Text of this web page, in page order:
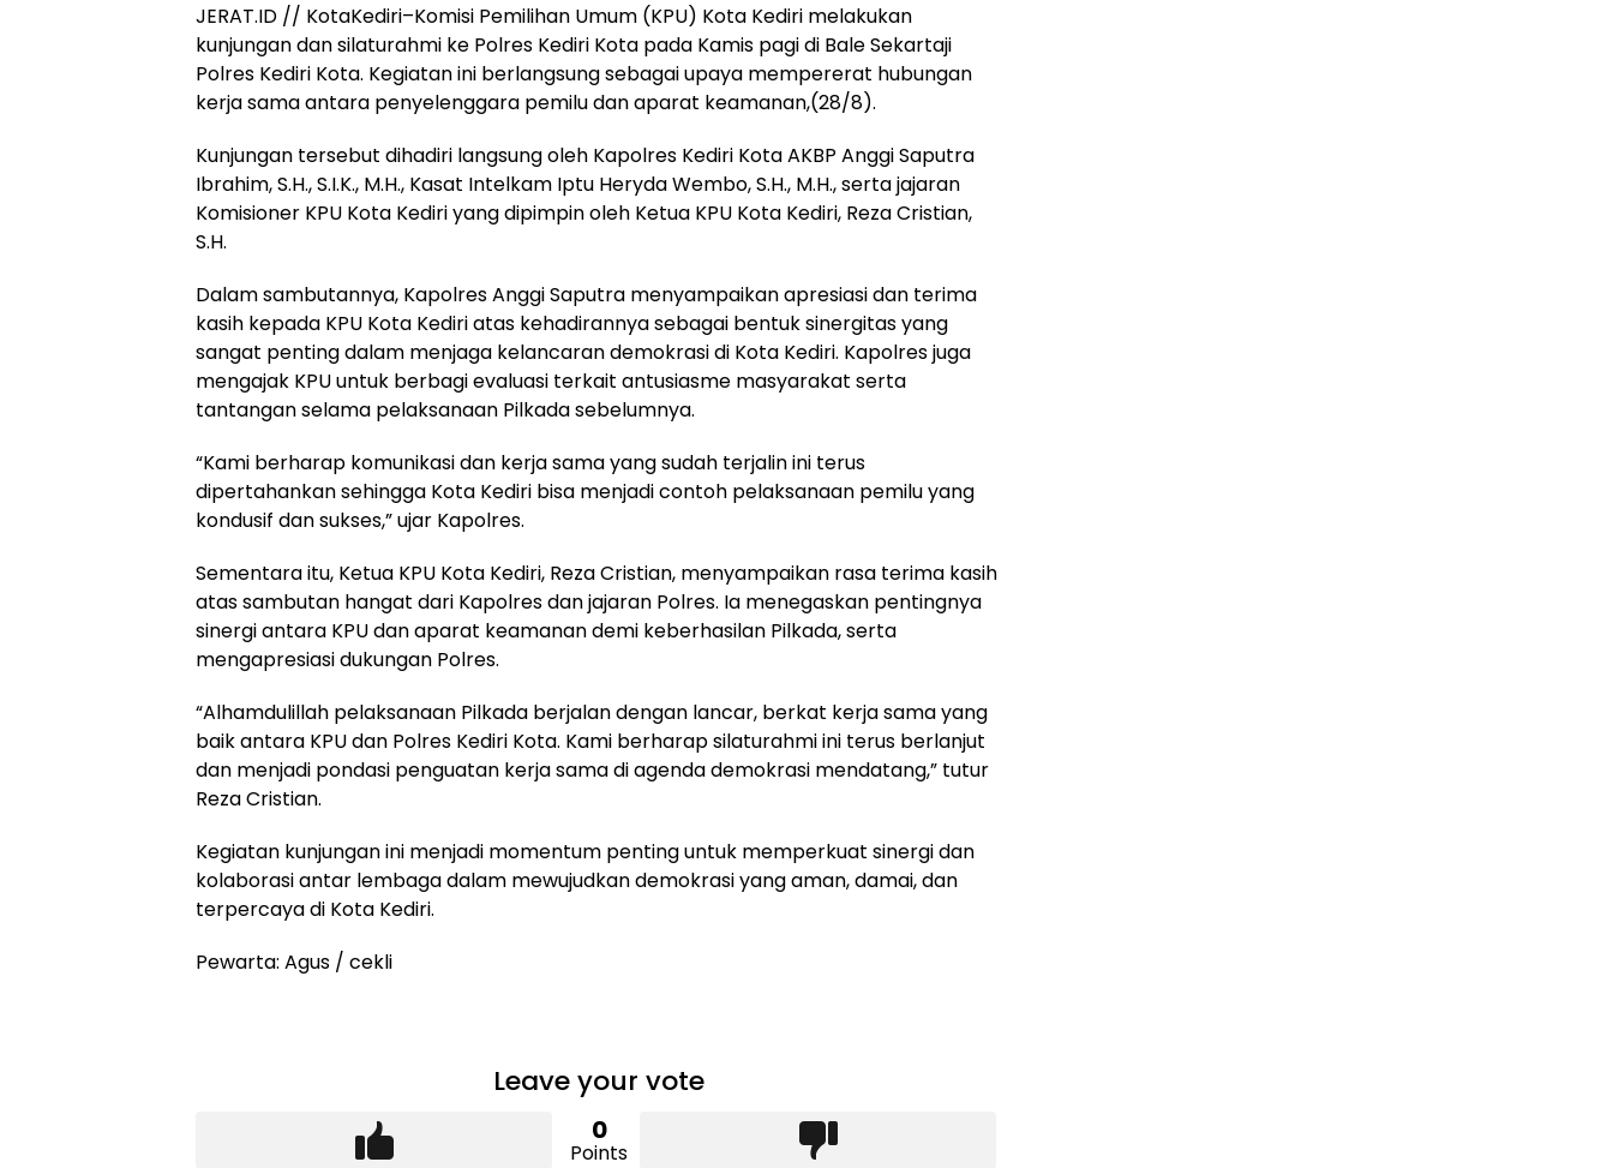
JERAT.ID // KotaKediri–Komisi Pemilihan Umum (KPU) Kota Kediri melakukan
kunjungan dan silaturahmi ke Polres Kediri Kota pada Kamis pagi di Bale Sekartaji
Polres Kediri Kota. Kegiatan ini berlangsung sebagai upaya mempererat hubungan
kerja sama antara penyelenggara pemilu dan aparat keamanan,(28/8).
Kunjungan tersebut dihadiri langsung oleh Kapolres Kediri Kota AKBP Anggi Saputra
Ibrahim, S.H., S.I.K., M.H., Kasat Intelkam Iptu Heryda Wembo, S.H., M.H., serta jajaran
Komisioner KPU Kota Kediri yang dipimpin oleh Ketua KPU Kota Kediri, Reza Cristian,
S.H.
Dalam sambutannya, Kapolres Anggi Saputra menyampaikan apresiasi dan terima
kasih kepada KPU Kota Kediri atas kehadirannya sebagai bentuk sinergitas yang
sangat penting dalam menjaga kelancaran demokrasi di Kota Kediri. Kapolres juga
mengajak KPU untuk berbagi evaluasi terkait antusiasme masyarakat serta
tantangan selama pelaksanaan Pilkada sebelumnya.
“Kami berharap komunikasi dan kerja sama yang sudah terjalin ini terus
dipertahankan sehingga Kota Kediri bisa menjadi contoh pelaksanaan pemilu yang
kondusif dan sukses,” ujar Kapolres.
Sementara itu, Ketua KPU Kota Kediri, Reza Cristian, menyampaikan rasa terima kasih
atas sambutan hangat dari Kapolres dan jajaran Polres. Ia menegaskan pentingnya
sinergi antara KPU dan aparat keamanan demi keberhasilan Pilkada, serta
mengapresiasi dukungan Polres.
“Alhamdulillah pelaksanaan Pilkada berjalan dengan lancar, berkat kerja sama yang
baik antara KPU dan Polres Kediri Kota. Kami berharap silaturahmi ini terus berlanjut
dan menjadi pondasi penguatan kerja sama di agenda demokrasi mendatang,” tutur
Reza Cristian.
Kegiatan kunjungan ini menjadi momentum penting untuk memperkuat sinergi dan
kolaborasi antar lembaga dalam mewujudkan demokrasi yang aman, damai, dan
terpercaya di Kota Kediri.
Pewarta: Agus / cekli
Leave your vote
0
Points